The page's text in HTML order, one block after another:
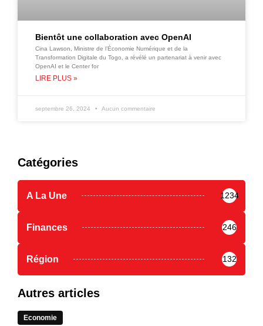
Bientôt une collaboration avec OpenAI
Cina Lawson, Ministre de l’Économie Numérique et de la
Transformation Digitale du Togo, a révélé un partenariat à venir avec
OpenAI et le Center for
LIRE PLUS »
septembre 26, 2024 Aucun commentaire
Catégories
A La Une 1234
Finances 246
Région 132
Autres articles
Economie